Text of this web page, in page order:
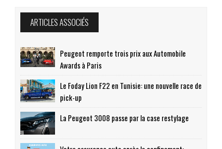
ARTICLES ASSOCIÉS
Peugeot remporte trois prix aux Automobile
Awards à Paris
Le Foday Lion F22 en Tunisie: une nouvelle race de
pick-up
La Peugeot 3008 passe par la case restylage